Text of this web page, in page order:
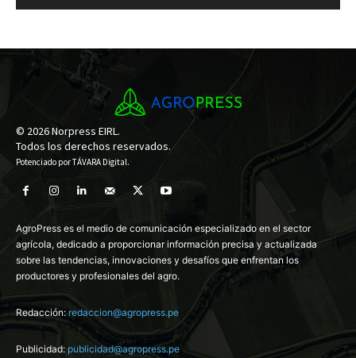
© 2026 Norpress EIRL.
Todos los derechos reservados.
Potenciado porTÁVARA Digital.
AgroPress es el medio de comunicación especializado en el sector
agrícola, dedicado a proporcionar información precisa y actualizada
sobre las tendencias, innovaciones y desafíos que enfrentan los
productores y profesionales del agro.
Redacción:redaccion@agropress.pe
Publicidad: publicidad@agropress.pe